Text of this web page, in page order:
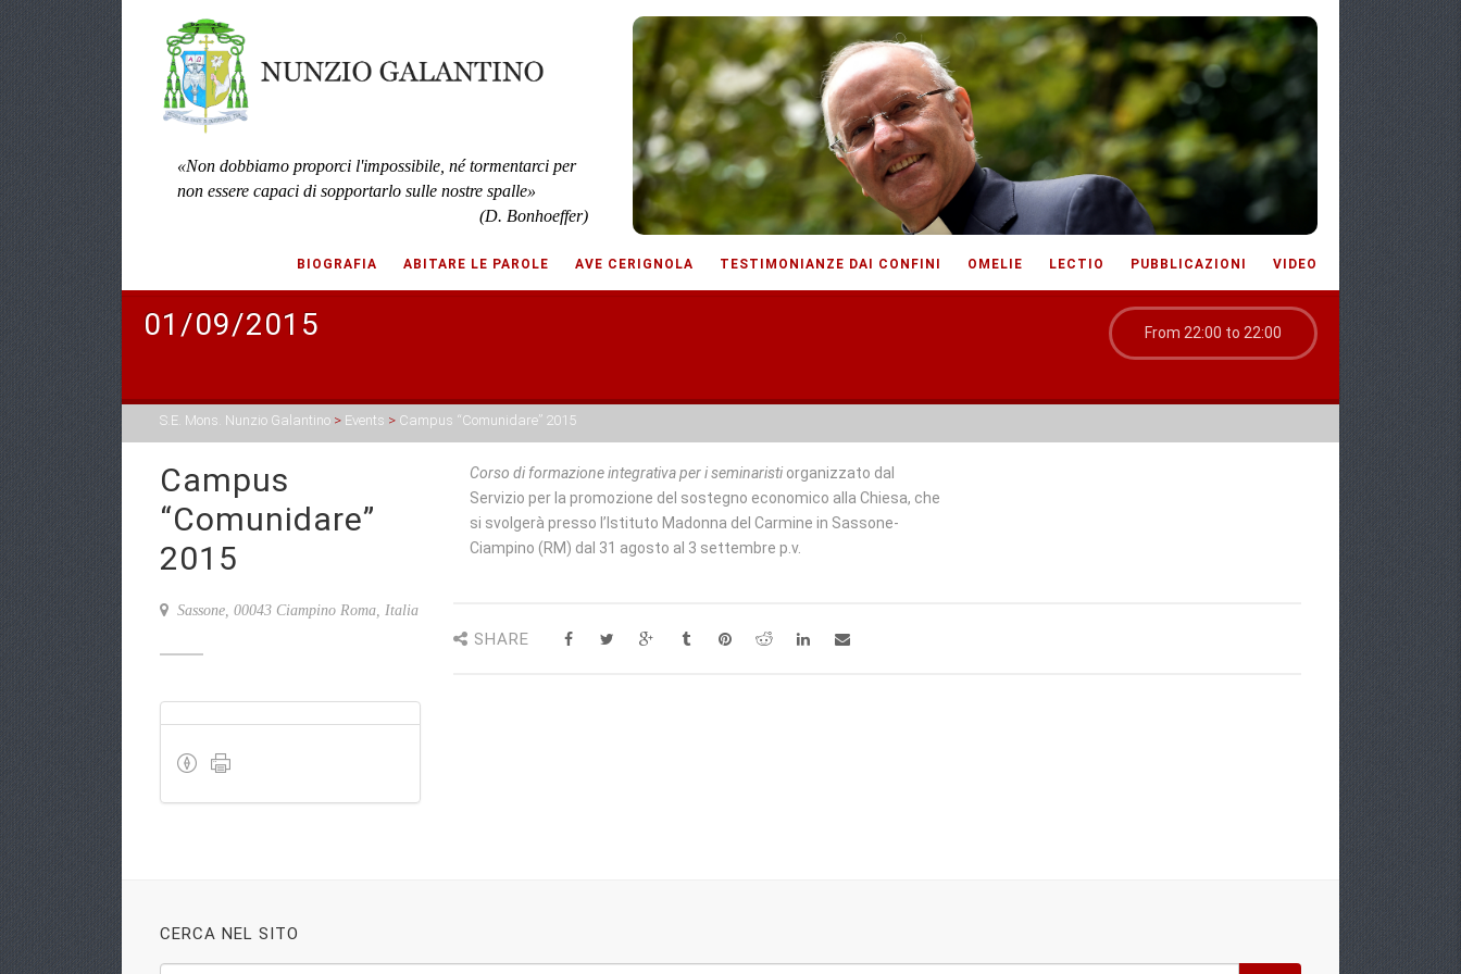
«Non dobbiamo proporci l'impossibile, né tormentarci per
non essere capaci di sopportarlo sulle nostre spalle»
(D. Bonhoeffer)
BIOGRAFIA ABITARE LE PAROLE AVE CERIGNOLA TESTIMONIANZE DAI CONFINI OMELIE LECTIO PUBBLICAZIONI VIDEO
01/09/2015 From 22:00 to 22:00
S.E. Mons. Nunzio Galantino > Events > Campus “Comunidare” 2015
Campus
“Comunidare”
2015
Sassone, 00043 Ciampino Roma, Italia
Corso di formazione integrativa per i seminaristi organizzato dal
Servizio per la promozione del sostegno economico alla Chiesa, che
si svolgerà presso l’Istituto Madonna del Carmine in Sassone-
Ciampino (RM) dal 31 agosto al 3 settembre p.v.
SHARE
CERCA NEL SITO